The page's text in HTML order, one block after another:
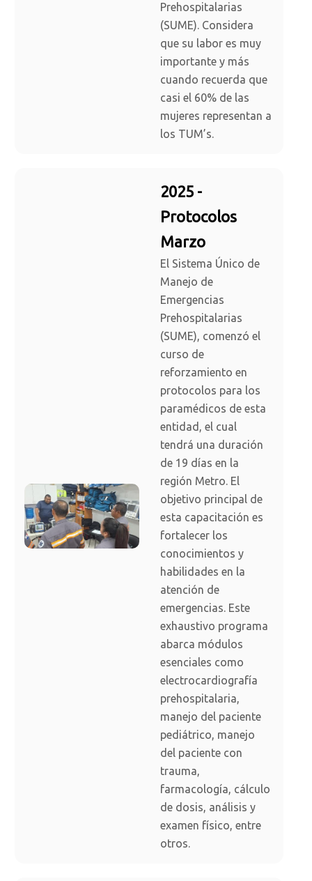
Prehospitalarias
(SUME). Considera
que su labor es muy
importante y más
cuando recuerda que
casi el 60% de las
mujeres representan a
los TUM’s.
2025 -
Protocolos
Marzo
El Sistema Único de
Manejo de
Emergencias
Prehospitalarias
(SUME), comenzó el
curso de
reforzamiento en
protocolos para los
paramédicos de esta
entidad, el cual
tendrá una duración
de 19 días en la
región Metro. El
objetivo principal de
esta capacitación es
fortalecer los
conocimientos y
habilidades en la
atención de
emergencias. Este
exhaustivo programa
abarca módulos
esenciales como
electrocardiografía
prehospitalaria,
manejo del paciente
pediátrico, manejo
del paciente con
trauma,
farmacología, cálculo
de dosis, análisis y
examen físico, entre
otros.